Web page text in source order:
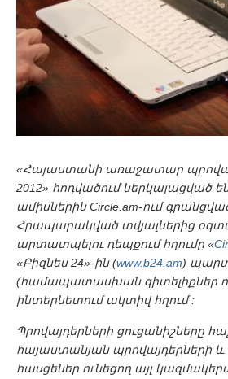
«Հայաստանի առաջատար
2012» հոդվածում ներկայացված
ամիսներին Circle.am-ում
Հրապարակված տվյալներից
արտատպելու դեպքում հղումը «
«Բիզնես 24»-ին (www.b24.am)
(համապատասխան գիտելիքներ
ինտերնետում ակտիվ հղում :
Պրովայդերների ցուցանիշները
հայաստանյան պրովայդերների
հասցեներ ունեցող այլ